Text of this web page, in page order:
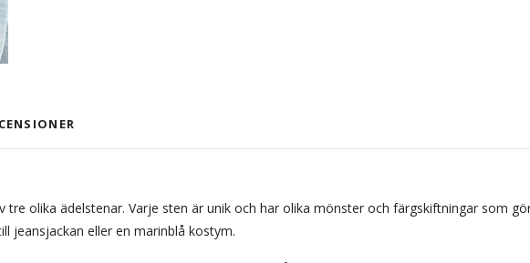
tre olika ädelstenar. Varje sten är unik och har olika mönster och färgskiftningar som
jeansjackan eller en marinblå kostym.